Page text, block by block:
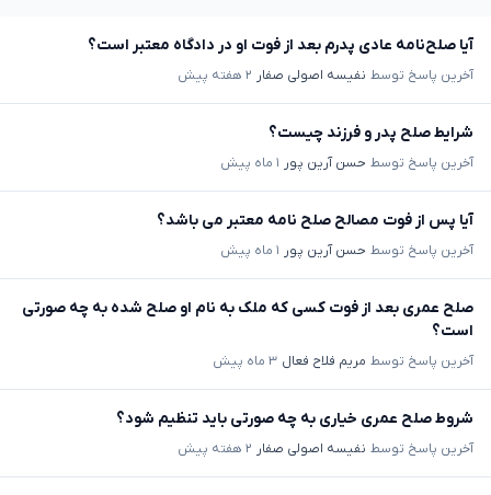
آیا صلح‌نامه عادی پدرم بعد از فوت او در دادگاه معتبر است؟
آخرین پاسخ توسط نفیسه اصولی صفار ۲ هفته پیش
شرایط صلح پدر و فرزند چیست؟
آخرین پاسخ توسط حسن آرین پور ۱ ماه پیش
آیا پس از فوت مصالح صلح نامه معتبر می باشد؟
آخرین پاسخ توسط حسن آرین پور ۱ ماه پیش
صلح عمری بعد از فوت کسی که ملک به نام او صلح شده به چه صورتی
است؟
آخرین پاسخ توسط مریم فلاح فعال ۳ ماه پیش
شروط صلح عمری خیاری به چه صورتی باید تنظیم شود؟
آخرین پاسخ توسط نفیسه اصولی صفار ۲ هفته پیش